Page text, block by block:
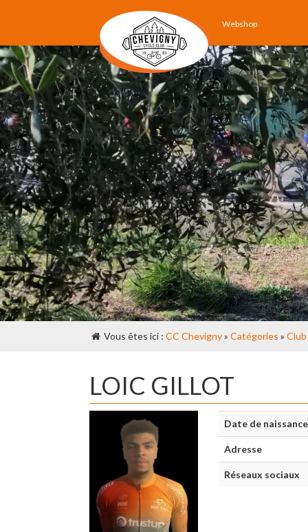
Webshop
Vous êtes ici : CC Chevigny» Catégories » Club
LOIC GILLOT
Date de naissance
Adresse
Réseaux sociaux